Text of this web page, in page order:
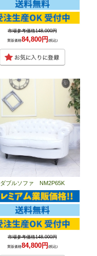
市場参考価格148,000円
業販価格84,800円 (税込)
ダブルソファ NM2P65K
市場参考価格148,000円
業販価格84,800円 (税込)